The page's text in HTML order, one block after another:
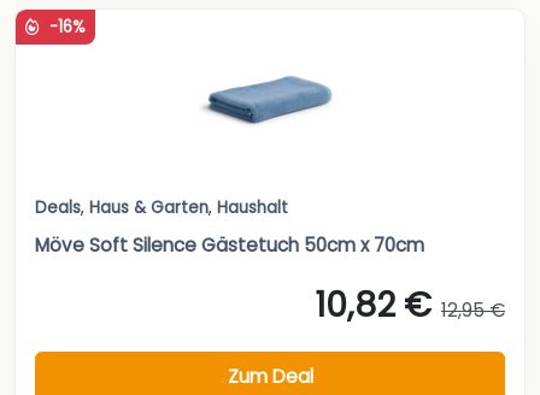
-16%
Deals, Haus & Garten, Haushalt
Möve Soft Silence Gästetuch 50cm x 70cm
10,82 € 12,95 €
Zum Deal